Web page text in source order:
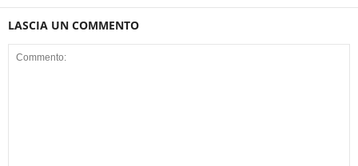
LASCIA UN COMMENTO